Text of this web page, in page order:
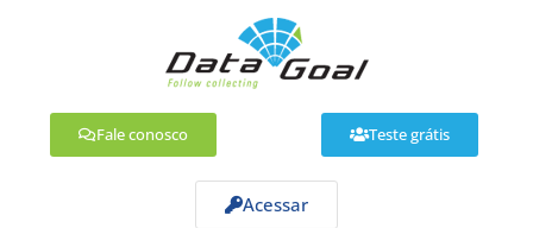
Fale conosco Teste grátis
Acessar